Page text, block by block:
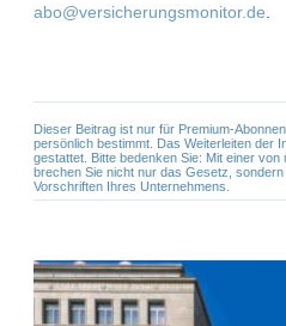
abo@versicherungsmonitor.de
Dieser Beitrag ist nur für Premium-
persönlich bestimmt. Das Weiterleiten der
gestattet. Bitte bedenken Sie: Mit einer
brechen Sie nicht nur das Gesetz,
Vorschriften Ihres Unternehmens.